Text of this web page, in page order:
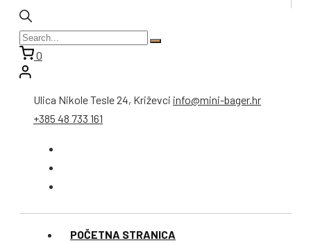
0
Ulica Nikole Tesle 24, Križevci info@mini-bager.hr
+385 48 733 161
POČETNA STRANICA